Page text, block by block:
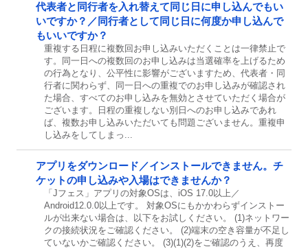
代表者と同行者を入れ替えて同じ日に申し込んでもい
いですか？／同行者として同じ日に何度か申し込んで
もいいですか？
重複する日程に複数回お申し込みいただくことは一律禁止で
す。同一日への複数回のお申し込みは当選確率を上げるため
の行為となり、公平性に影響がございますため、代表者・同
行者に関わらず、同一日への重複でのお申し込みが確認され
た場合、すべてのお申し込みを無効とさせていただく場合が
ございます。日程の重複しない別日へのお申し込みであれ
ば、複数お申し込みいただいても問題ございません。重複申
し込みをしてしまっ...
アプリをダウンロード／インストールできません。チ
ケットの申し込みや入場はできませんか？
「Jフェス」アプリの対象OSは、iOS 17.0以上／
Android12.0.0以上です。 対象OSにもかかわらずインストー
ルが出来ない場合は、以下をお試しください。 (1)ネットワー
クの接続状況をご確認ください。 (2)端末の空き容量が不足し
ていないかご確認ください。 (3)(1)(2)をご確認のうえ、再度